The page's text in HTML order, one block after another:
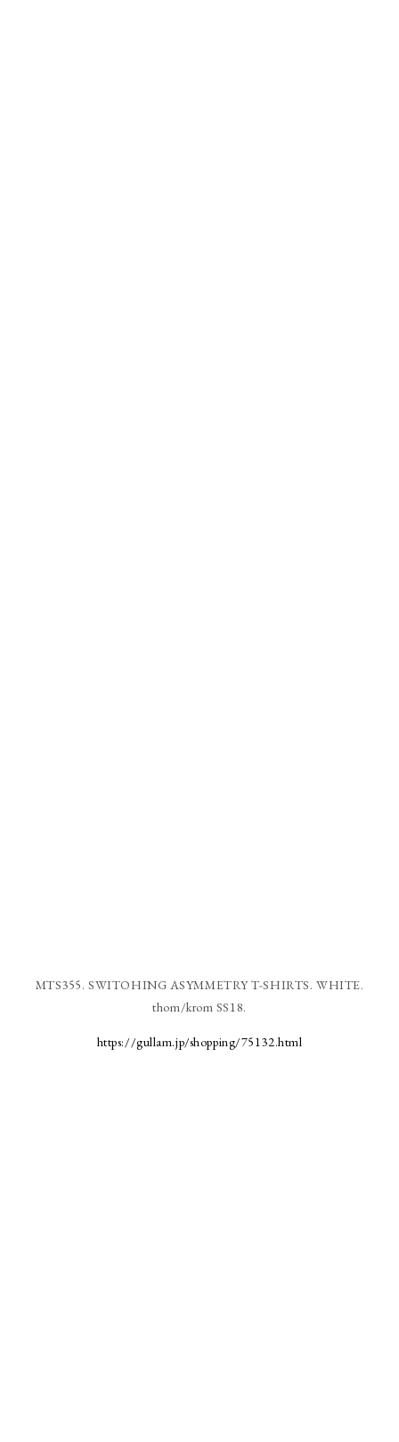
MTS355. SWITOHING ASYMMETRY T-SHIRTS. WHITE.
thom/krom SS18.
https://gullam.jp/shopping/75132.html